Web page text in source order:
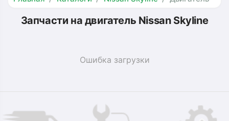
Запчасти на двигатель Nissan Skyline
Ошибка загрузки